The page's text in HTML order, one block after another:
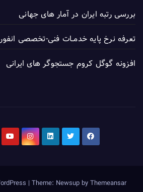
بررسی رتبه ایران در آمار های جهانی
تعرفه نرخ پایه خدمــات فنی-تخصصی
افزونه گوگل کروم جستجوگر های ایرانی
| Theme: Newsup byThemeansar